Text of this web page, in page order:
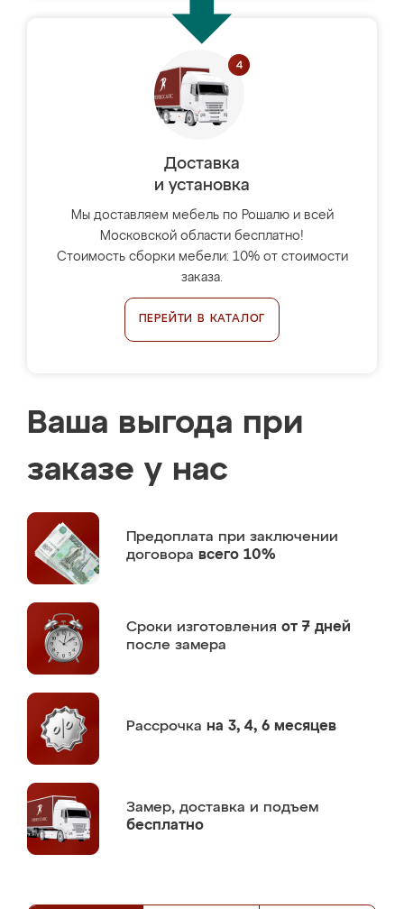
Доставка
и установка
Мы доставляем мебель по Рошалю и всей
Московской области бесплатно!
Стоимость сборки мебели: 10% от стоимости
заказа.
ПЕРЕЙТИ В КАТАЛОГ
Ваша выгода при
заказе у нас
Предоплата при заключении
договора всего 10%
Сроки изготовления от 7 дней
после замера
Рассрочка на 3, 4, 6 месяцев
Замер, доставка и подъем
бесплатно